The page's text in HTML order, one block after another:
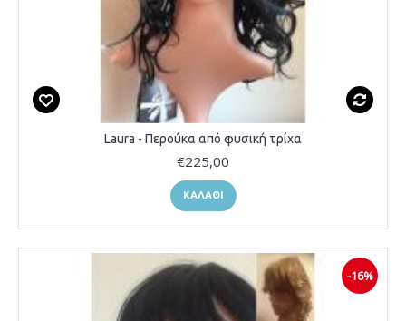
Laura - Περούκα από φυσική τρίχα
€225,00
ΚΑΛΆΘΙ
-16%